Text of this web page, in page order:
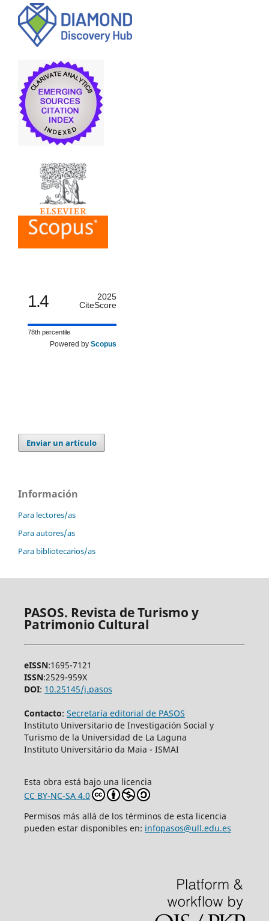
1.4
2025
CiteScore
78th percentile
Powered by Scopus
Enviar un artículo
Información
Para lectores/as
Para autores/as
Para bibliotecarios/as
PASOS. Revista de Turismo y
Patrimonio Cultural
eISSN:1695-7121
ISSN:2529-959X
DOI: 10.25145/j.pasos
Contacto: Secretaría editorial de PASOS
Instituto Universitario de Investigación Social y
Turismo de la Universidad de La Laguna
Instituto Universitário da Maia - ISMAI
Esta obra está bajo una licencia
CC BY-NC-SA 4.0
Permisos más allá de los términos de esta licencia
pueden estar disponibles en: infopasos@ull.edu.es